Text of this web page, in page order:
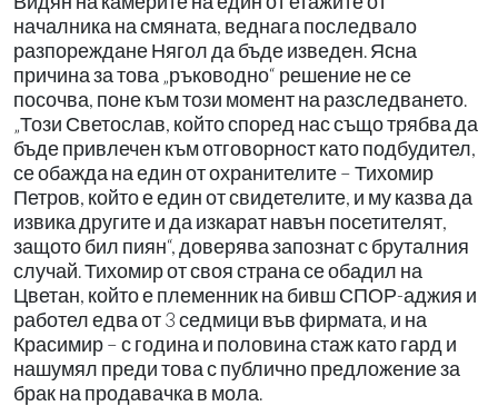
началника на смяната, веднага последвало
разпореждане Нягол да бъде изведен. Ясна
причина за това „ръководно“ решение не се
посочва, поне към този момент на разследването.
„Този Светослав, който според нас също трябва да
бъде привлечен към отговорност като подбудител,
се обажда на един от охранителите – Тихомир
Петров, който е един от свидетелите, и му казва да
извика другите и да изкарат навън посетителят,
защото бил пиян“, доверява запознат с бруталния
случай. Тихомир от своя страна се обадил на
Цветан, който е племенник на бивш СПОР-аджия и
работел едва от 3 седмици във фирмата, и на
Красимир – с година и половина стаж като гард и
нашумял преди това с публично предложение за
брак на продавачка в мола.